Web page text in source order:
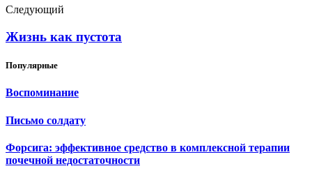
Следующий
Жизнь как пустота
Популярные
Воспоминание
Письмо солдату
Форсига: эффективное средство в комплексной терапии
почечной недостаточности